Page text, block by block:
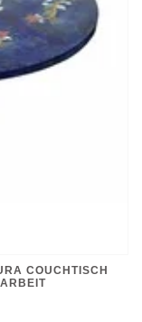
COUCHTISCH